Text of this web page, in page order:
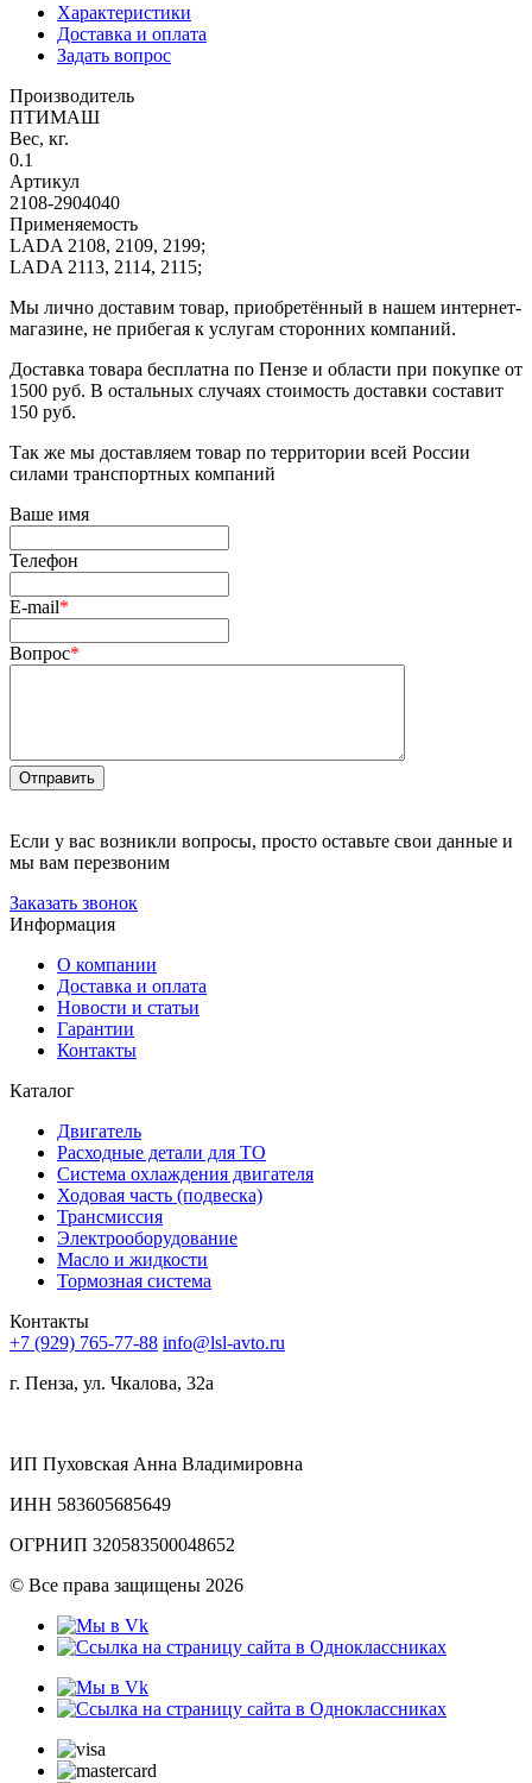
Характеристики
Доставка и оплата
Задать вопрос
Производитель
ПТИМАШ
Вес, кг.
0.1
Артикул
2108-2904040
Применяемость
LADA 2108, 2109, 2199;
LADA 2113, 2114, 2115;
Мы лично доставим товар, приобретённый в нашем интернет-
магазине, не прибегая к услугам сторонних компаний.
Доставка товара бесплатна по Пензе и области при покупке от
1500 руб. В остальных случаях стоимость доставки составит
150 руб.
Так же мы доставляем товар по территории всей России
силами транспортных компаний
Ваше имя
Телефон
E-mail*
Вопрос*
Отправить
Если у вас возникли вопросы, просто оставьте свои данные и
мы вам перезвоним
Заказать звонок
Информация
О компании
Доставка и оплата
Новости и статьи
Гарантии
Контакты
Каталог
Двигатель
Расходные детали для ТО
Система охлаждения двигателя
Ходовая часть (подвеска)
Трансмиссия
Электрооборудование
Масло и жидкости
Тормозная система
Контакты
+7 (929) 765-77-88 info@lsl-avto.ru
г. Пенза, ул. Чкалова, 32а
ИП Пуховская Анна Владимировна
ИНН 583605685649
ОГРНИП 320583500048652
© Все права защищены 2026